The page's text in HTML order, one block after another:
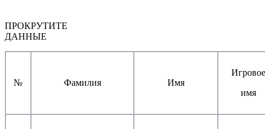
ПРОКРУТИТЕ
ДАННЫЕ
№ Фамилия Имя
Игровое
имя